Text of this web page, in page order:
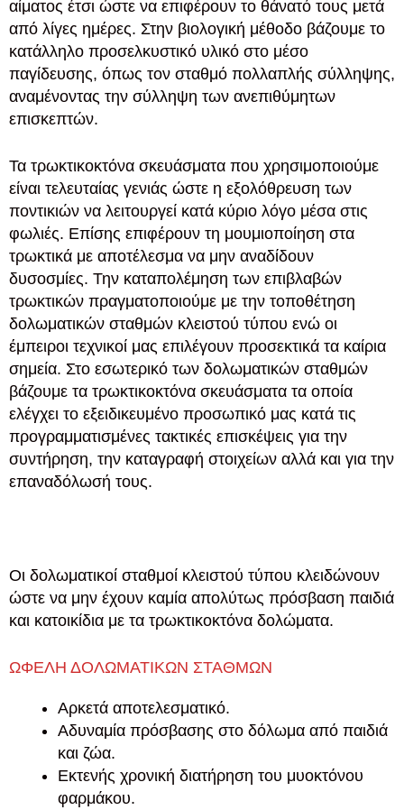
αίματος έτσι ώστε να επιφέρουν το θάνατό τους μετά
από λίγες ημέρες. Στην βιολογική μέθοδο βάζουμε το
κατάλληλο προσελκυστικό υλικό στο μέσο
παγίδευσης, όπως τον σταθμό πολλαπλής σύλληψης,
αναμένοντας την σύλληψη των ανεπιθύμητων
επισκεπτών.
Τα τρωκτικοκτόνα σκευάσματα που χρησιμοποιούμε
είναι τελευταίας γενιάς ώστε η εξολόθρευση των
ποντικιών να λειτουργεί κατά κύριο λόγο μέσα στις
φωλιές. Επίσης επιφέρουν τη μουμιοποίηση στα
τρωκτικά με αποτέλεσμα να μην αναδίδουν
δυσοσμίες. Την καταπολέμηση των επιβλαβών
τρωκτικών πραγματοποιούμε με την τοποθέτηση
δολωματικών σταθμών κλειστού τύπου ενώ οι
έμπειροι τεχνικοί μας επιλέγουν προσεκτικά τα καίρια
σημεία. Στο εσωτερικό των δολωματικών σταθμών
βάζουμε τα τρωκτικοκτόνα σκευάσματα τα οποία
ελέγχει το εξειδικευμένο προσωπικό μας κατά τις
προγραμματισμένες τακτικές επισκέψεις για την
συντήρηση, την καταγραφή στοιχείων αλλά και για την
επαναδόλωσή τους.
Οι δολωματικοί σταθμοί κλειστού τύπου κλειδώνουν
ώστε να μην έχουν καμία απολύτως πρόσβαση παιδιά
και κατοικίδια με τα τρωκτικοκτόνα δολώματα.
ΩΦΕΛΗ ΔΟΛΩΜΑΤΙΚΩΝ ΣΤΑΘΜΩΝ
Αρκετά αποτελεσματικό.
Αδυναμία πρόσβασης στο δόλωμα από παιδιά
και ζώα.
Εκτενής χρονική διατήρηση του μυοκτόνου
φαρμάκου.